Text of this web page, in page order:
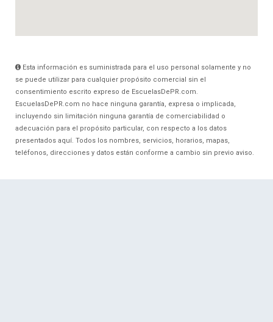
Esta información es suministrada para el uso personal solamente y no
se puede utilizar para cualquier propósito comercial sin el
consentimiento escrito expreso de EscuelasDePR.com.
EscuelasDePR.com no hace ninguna garantía, expresa o implicada,
incluyendo sin limitación ninguna garantía de comerciabilidad o
adecuación para el propósito particular, con respecto a los datos
presentados aquí. Todos los nombres, servicios, horarios, mapas,
teléfonos, direcciones y datos están conforme a cambio sin previo aviso.